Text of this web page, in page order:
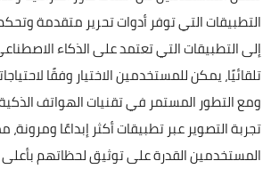
التطبيقات التي توفر أدوات تحرير متقدمة
إلى التطبيقات التي تعتمد على الذكاء
تلقائيًا، يمكن للمستخدمين الاختيار وفقًا
ومع التطور المستمر في تقنيات الهواتف
تجربة التصوير عبر تطبيقات أكثر إبداعًا ومرونة،
المستخدمين القدرة على توثيق لحظاتهم